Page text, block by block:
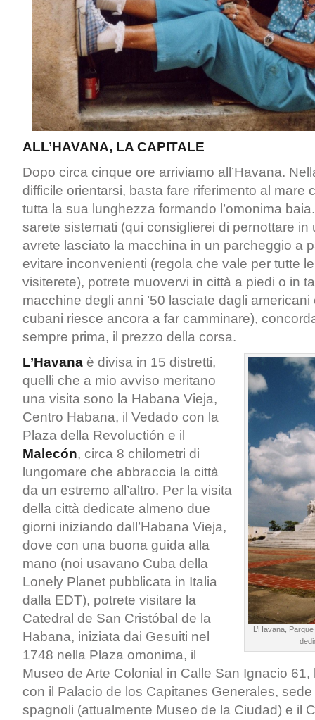
ALL’HAVANA, LA CAPITALE
Dopo circa cinque ore arriviamo all’Havana.
difficile orientarsi, basta fare riferimento al mare
tutta la sua lunghezza formando l’omonima
sarete sistemati (qui consiglierei di pernottare in
avrete lasciato la macchina in un parcheggio a
evitare inconvenienti (regola che vale per tutte
visiterete), potrete muovervi in città a piedi o in
macchine degli anni ’50 lasciate dagli americani
cubani riesce ancora a far camminare),
sempre prima, il prezzo della corsa.
L’Havana,
L’Havana è divisa in 15 distretti,
quelli che a mio avviso meritano
una visita sono la Habana Vieja,
Centro Habana, il Vedado con la
Plaza della Revoluctión e il
Malecón, circa 8 chilometri di
lungomare che abbraccia la città
da un estremo all’altro. Per la visita
della città dedicate almeno due
giorni iniziando dall’Habana Vieja,
dove con una buona guida alla
mano (noi usavano Cuba della
Lonely Planet pubblicata in Italia
dalla EDT), potrete visitare la
Catedral de San Cristóbal de la
Habana, iniziata dai Gesuiti nel
1748 nella Plaza omonima, il
Museo de Arte Colonial in Calle San Ignacio
con il Palacio de los Capitanes Generales,
spagnoli (attualmente Museo de la Ciudad) e il